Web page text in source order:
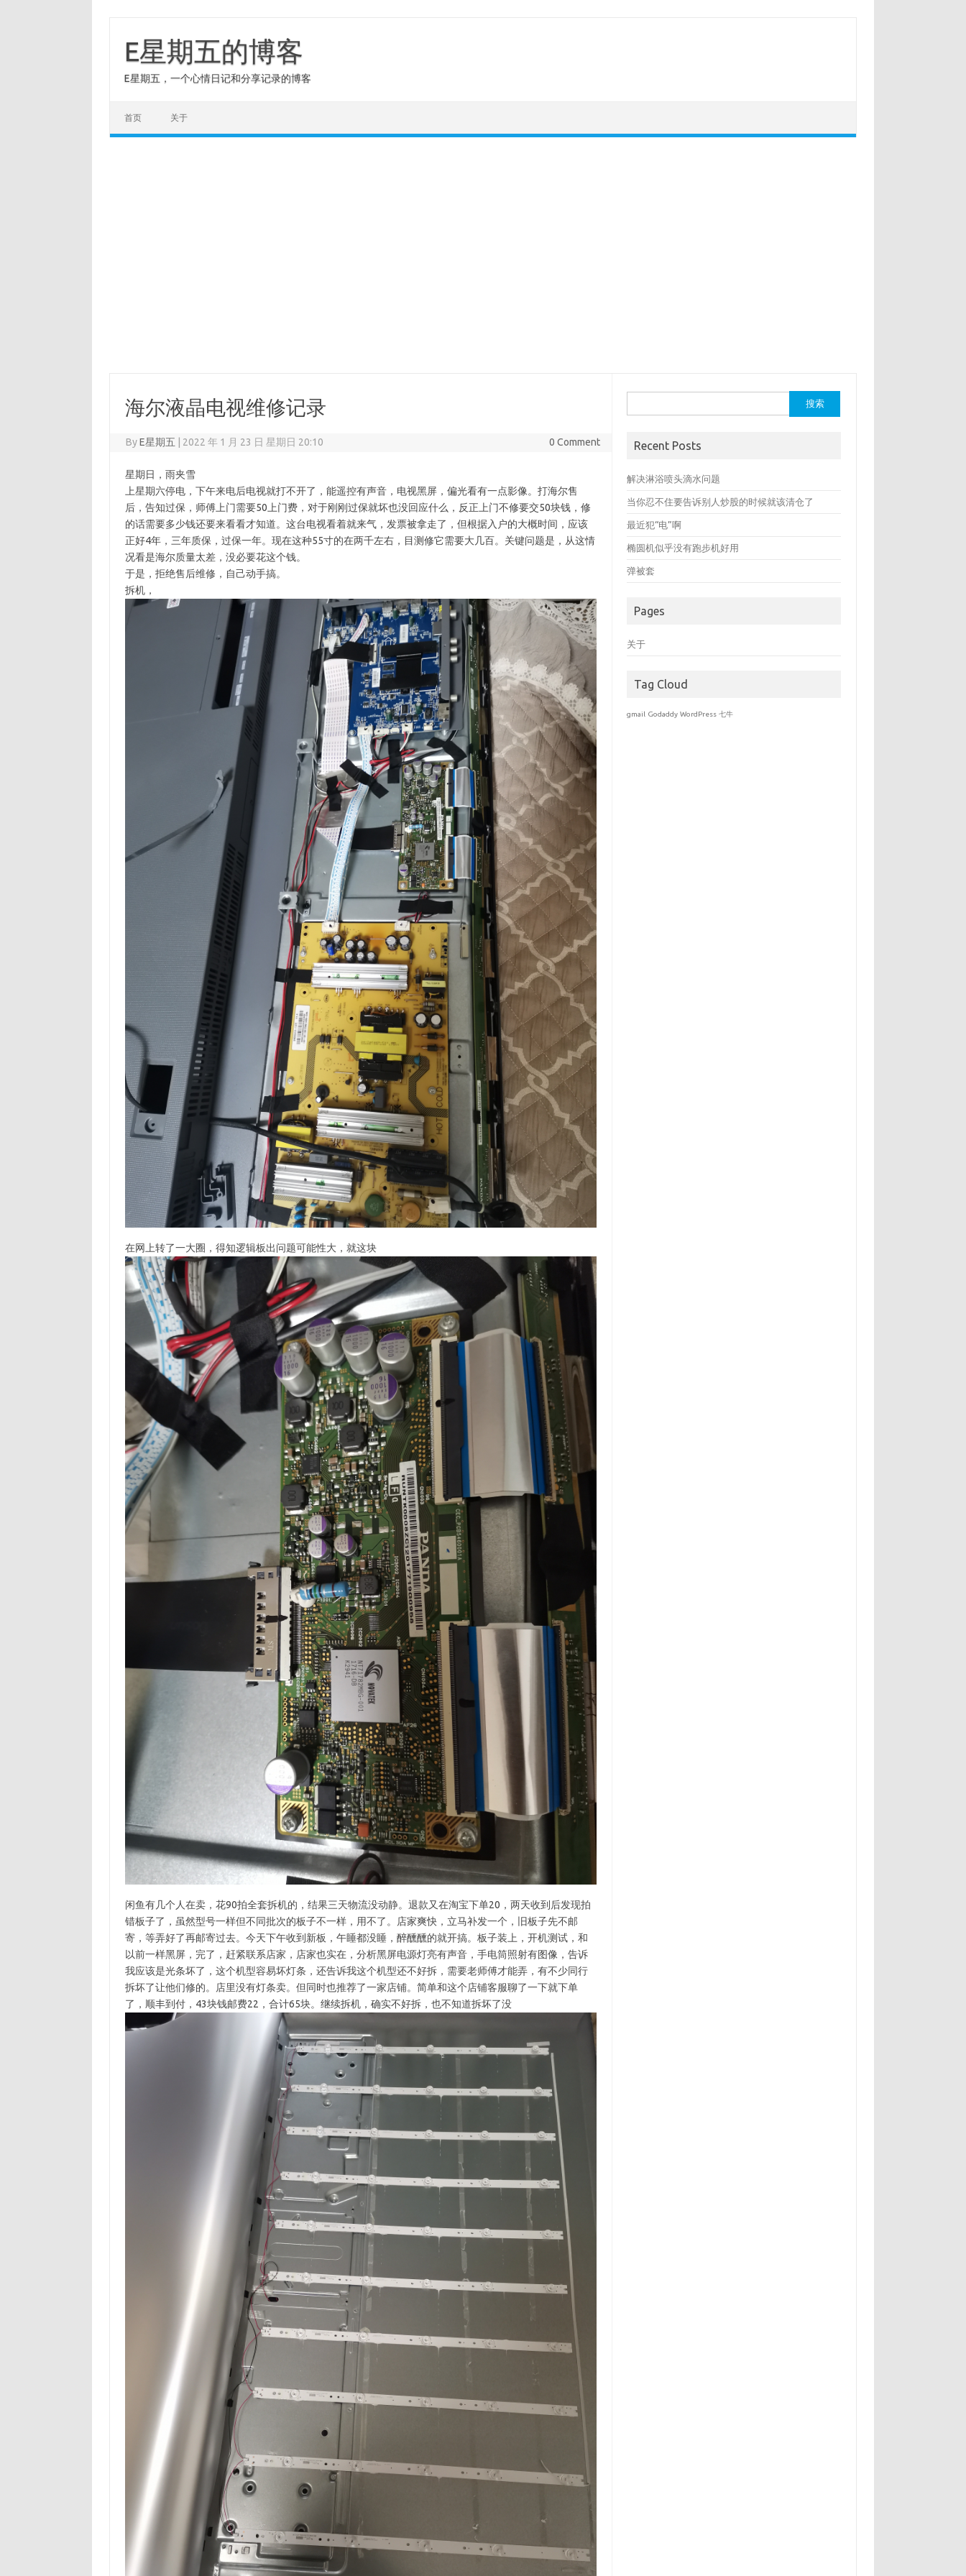
contentE星期五的博客
E星期五，一个心情日记和分享记录的博客
首页 关于
海尔液晶电视维修记录
ByE星期五 2022 年 1 月 23 日 星期日 20:10 0 Comment
星期日，雨夹雪
上星期六停电，下午来电后电视就打不开了，能遥控有声音，电视黑屏，偏光看有一点影像。打海尔售
后，告知过保，师傅上门需要50上门费，对于刚刚过保就坏也没回应什么，反正上门不修要交50块钱，修
的话需要多少钱还要来看看才知道。这台电视看着就来气，发票被拿走了，但根据入户的大概时间，应该
正好4年，三年质保，过保一年。现在这种55寸的在两千左右，目测修它需要大几百。关键问题是，从这情
况看是海尔质量太差，没必要花这个钱。
于是，拒绝售后维修，自己动手搞。
拆机，
在网上转了一大圈，得知逻辑板出问题可能性大，就这块
闲鱼有几个人在卖，花90拍全套拆机的，结果三天物流没动静。退款又在淘宝下单20，两天收到后发现拍
错板子了，虽然型号一样但不同批次的板子不一样，用不了。店家爽快，立马补发一个，旧板子先不邮
寄，等弄好了再邮寄过去。今天下午收到新板，午睡都没睡，醉醺醺的就开搞。板子装上，开机测试，和
以前一样黑屏，完了，赶紧联系店家，店家也实在，分析黑屏电源灯亮有声音，手电筒照射有图像，告诉
我应该是光条坏了，这个机型容易坏灯条，还告诉我这个机型还不好拆，需要老师傅才能弄，有不少同行
拆坏了让他们修的。店里没有灯条卖。但同时也推荐了一家店铺。简单和这个店铺客服聊了一下就下单
了，顺丰到付，43块钱邮费22，合计65块。继续拆机，确实不好拆，也不知道拆坏了没
索：
Recent Posts
解决淋浴喷头滴水问题
当你忍不住要告诉别人炒股的时候就该清仓了
最近犯“电”啊
椭圆机似乎没有跑步机好用
弹被套
Pages
关于
Tag Cloud
gmail Godaddy WordPress 七牛